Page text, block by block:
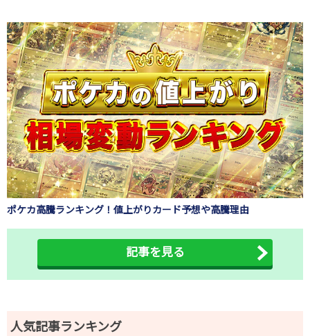
ポケカ高騰ランキング！値上がりカード予想や高騰理由
記事を見る
人気記事ランキング